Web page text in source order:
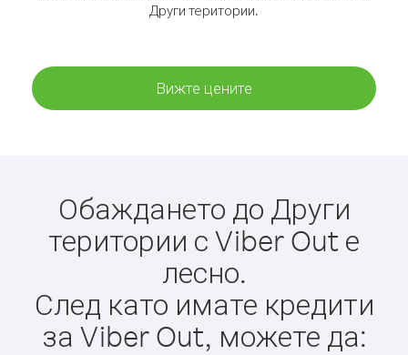
Други територии.
Вижте цените
Обаждането до Други
територии с Viber Out е
лесно.
След като имате кредити
за Viber Out, можете да: